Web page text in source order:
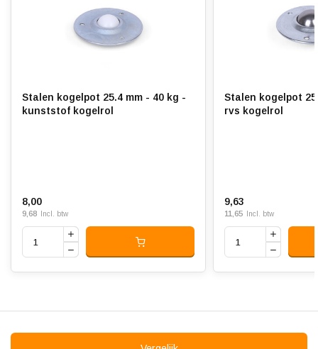
Stalen kogelpot 25.4 mm - 40 kg -
kunststof kogelrol
8,00
9,68 Incl. btw
Stalen kogelpot
rvs kogelrol
9,63
11,65 Incl. btw